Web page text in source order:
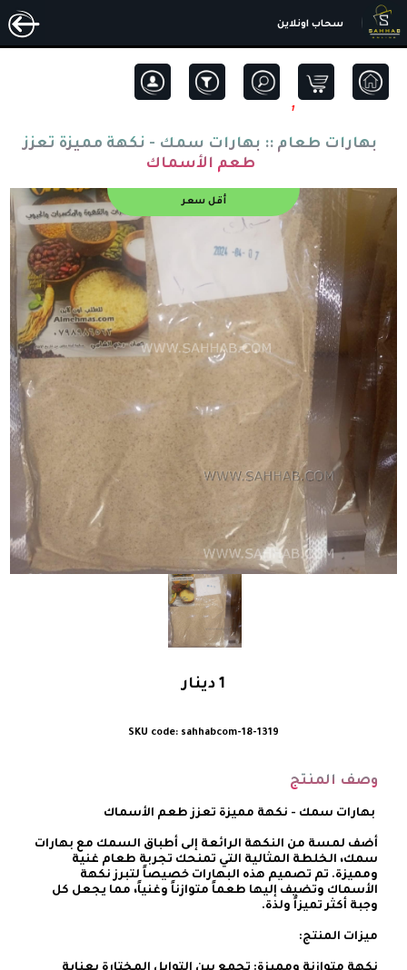
سحاب اونلاين
1
بهارات طعام :: بهارات سمك - نكهة مميزة تعزز
طعم الأسماك
أقل سعر
1 دينار
sahhabcom-18-1319
وصف المنتج